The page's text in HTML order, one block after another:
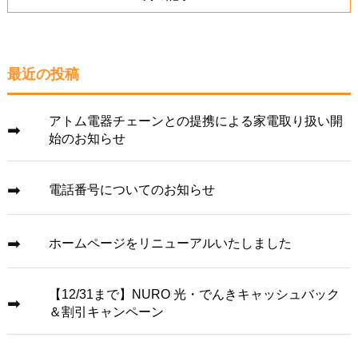
最近の投稿
アトム電器チェーンとの提携による家電取り扱い開
始のお知らせ
電話番号についてのお知らせ
ホームページをリニューアルいたしました
【12/31まで】NURO 光・でんきキャッシュバック
＆割引キャンペーン